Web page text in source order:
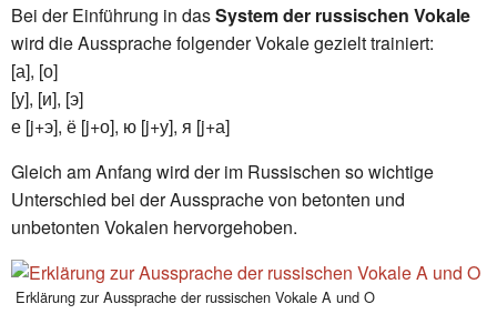
Bei der Einführung in dasSystem der russischen Vokale
wird die Aussprache folgender Vokale gezielt trainiert:
[а], [о]
[у], [и], [э]
е [j+э], ё [j+о], ю [j+у], я [j+а]
Gleich am Anfang wird der im Russischen so wichtige
Unterschied bei der Aussprache von betonten und
unbetonten Vokalen hervorgehoben.
Erklärung zur Aussprache der russischen Vokale A und O